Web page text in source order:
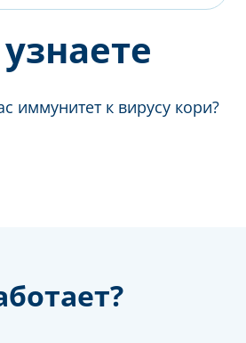
иммунитет к вирусу кори?